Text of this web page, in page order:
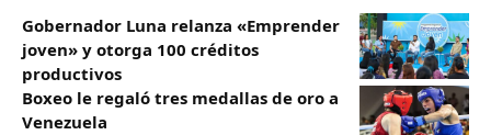
Gobernador Luna relanza «Emprender
joven» y otorga 100 créditos
productivos
Boxeo le regaló tres medallas de oro a
Venezuela